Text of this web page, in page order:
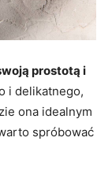
prostotą i
i delikatnego,
ona idealnym
spróbować